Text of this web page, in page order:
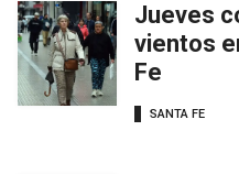
Jueves
vientos
Fe
SANTA FE